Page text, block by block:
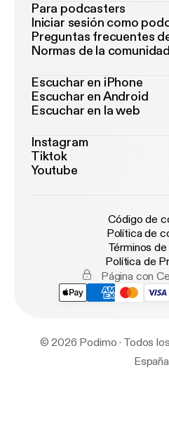
Para podcasters
Iniciar sesión como
Preguntas frecuentes
Normas de la comunidad
Escuchar en iPhone
Escuchar en Android
Escuchar en la web
Instagram
Tiktok
Youtube
Código de
Política de
Términos
Política de
Página con
© 2026 Podimo · Todos
España